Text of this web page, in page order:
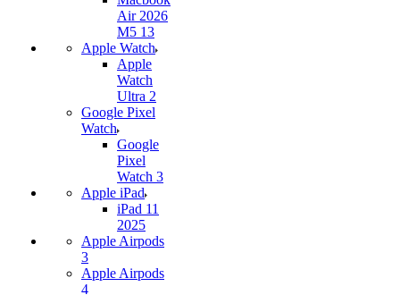
Air 2026
M5 13
Apple Watch
Apple
Watch
Ultra 2
Google Pixel
Watch
Google
Pixel
Watch 3
Apple iPad
iPad 11
2025
Apple Airpods
3
Apple Airpods
4